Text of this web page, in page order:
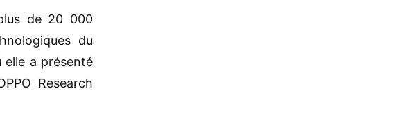
de 20 000
du
elle a présenté
Research